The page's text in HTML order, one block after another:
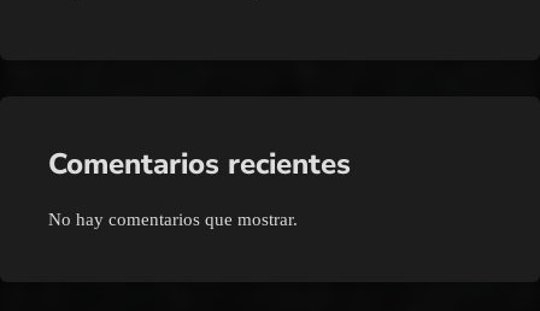
Comentarios recientes
No hay comentarios que mostrar.